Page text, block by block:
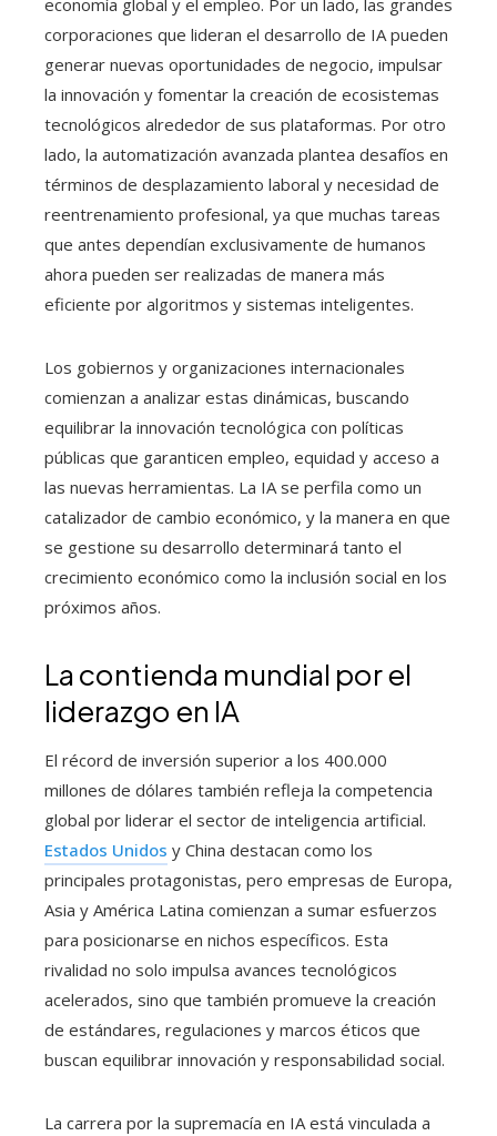
economía global y el empleo. Por un lado, las grandes
corporaciones que lideran el desarrollo de IA pueden
generar nuevas oportunidades de negocio, impulsar
la innovación y fomentar la creación de ecosistemas
tecnológicos alrededor de sus plataformas. Por otro
lado, la automatización avanzada plantea desafíos en
términos de desplazamiento laboral y necesidad de
reentrenamiento profesional, ya que muchas tareas
que antes dependían exclusivamente de humanos
ahora pueden ser realizadas de manera más
eficiente por algoritmos y sistemas inteligentes.
Los gobiernos y organizaciones internacionales
comienzan a analizar estas dinámicas, buscando
equilibrar la innovación tecnológica con políticas
públicas que garanticen empleo, equidad y acceso a
las nuevas herramientas. La IA se perfila como un
catalizador de cambio económico, y la manera en que
se gestione su desarrollo determinará tanto el
crecimiento económico como la inclusión social en los
próximos años.
La contienda mundial por el
liderazgo en IA
El récord de inversión superior a los 400.000
millones de dólares también refleja la competencia
global por liderar el sector de inteligencia artificial.
Estados Unidos y China destacan como los
principales protagonistas, pero empresas de Europa,
Asia y América Latina comienzan a sumar esfuerzos
para posicionarse en nichos específicos. Esta
rivalidad no solo impulsa avances tecnológicos
acelerados, sino que también promueve la creación
de estándares, regulaciones y marcos éticos que
buscan equilibrar innovación y responsabilidad social.
La carrera por la supremacía en IA está vinculada a